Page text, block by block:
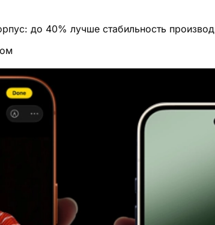
до 40% лучше стабильность